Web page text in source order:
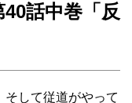
話中巻「反
そして従道がやって